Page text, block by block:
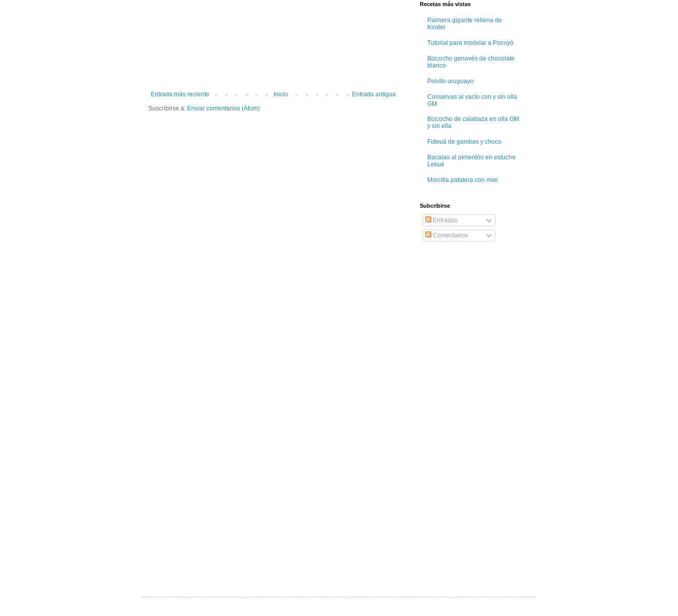
Entrada más reciente Entrada antigua
Inicio
Suscribirse a: Enviar comentarios (Atom)
Recetas más vistas
Palmera gigante rellena de
Kinder
Tutorial para modelar a Pocoyó
Bizcocho genovés de chocolate
blanco
Polvito uruguayo
Conservas al vacío con y sin olla
GM
Bizcocho de calabaza en olla GM
y sin ella
Fideuá de gambas y choco
Bacalao al pimentón en estuche
Lekué
Morcilla patatera con miel
Subcribirse
Entradas
Comentarios